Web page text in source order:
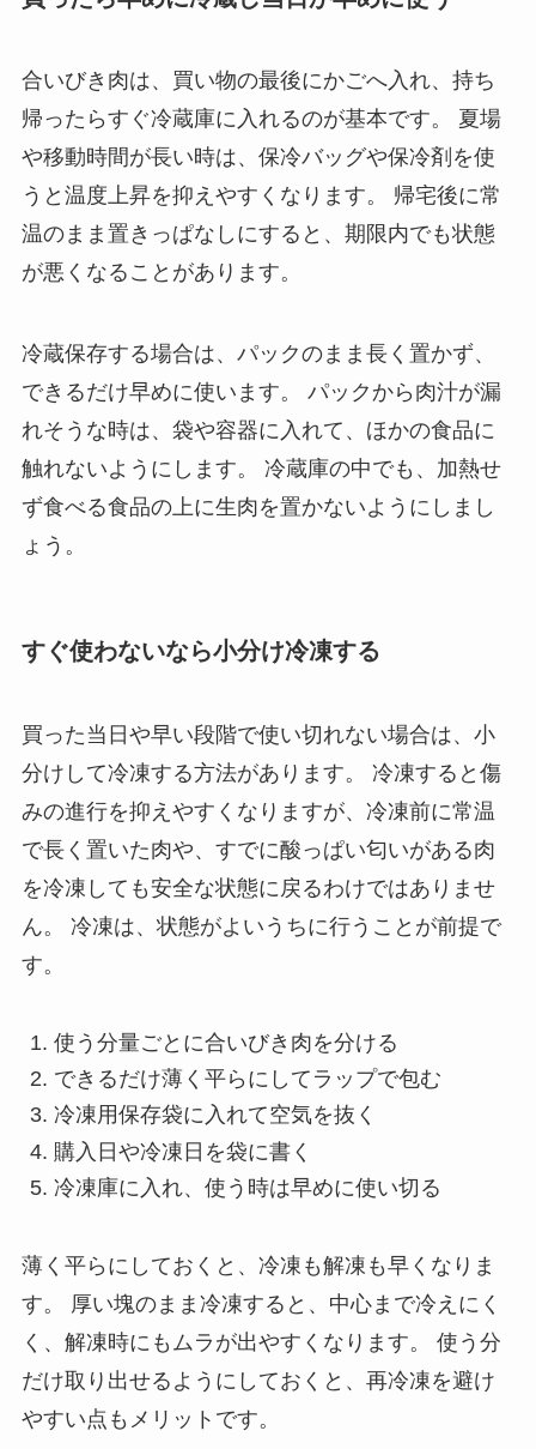
合いびき肉は、買い物の最後にかごへ入れ、持ち
帰ったらすぐ冷蔵庫に入れるのが基本です。 夏場
や移動時間が長い時は、保冷バッグや保冷剤を使
うと温度上昇を抑えやすくなります。 帰宅後に常
温のまま置きっぱなしにすると、期限内でも状態
が悪くなることがあります。
冷蔵保存する場合は、パックのまま長く置かず、
できるだけ早めに使います。 パックから肉汁が漏
れそうな時は、袋や容器に入れて、ほかの食品に
触れないようにします。 冷蔵庫の中でも、加熱せ
ず食べる食品の上に生肉を置かないようにしまし
ょう。
すぐ使わないなら小分け冷凍する
買った当日や早い段階で使い切れない場合は、小
分けして冷凍する方法があります。 冷凍すると傷
みの進行を抑えやすくなりますが、冷凍前に常温
で長く置いた肉や、すでに酸っぱい匂いがある肉
を冷凍しても安全な状態に戻るわけではありませ
ん。 冷凍は、状態がよいうちに行うことが前提で
す。
使う分量ごとに合いびき肉を分ける
できるだけ薄く平らにしてラップで包む
冷凍用保存袋に入れて空気を抜く
購入日や冷凍日を袋に書く
冷凍庫に入れ、使う時は早めに使い切る
薄く平らにしておくと、冷凍も解凍も早くなりま
す。 厚い塊のまま冷凍すると、中心まで冷えにく
く、解凍時にもムラが出やすくなります。 使う分
だけ取り出せるようにしておくと、再冷凍を避け
やすい点もメリットです。